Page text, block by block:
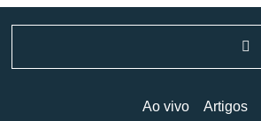
Ao vivo Artigos